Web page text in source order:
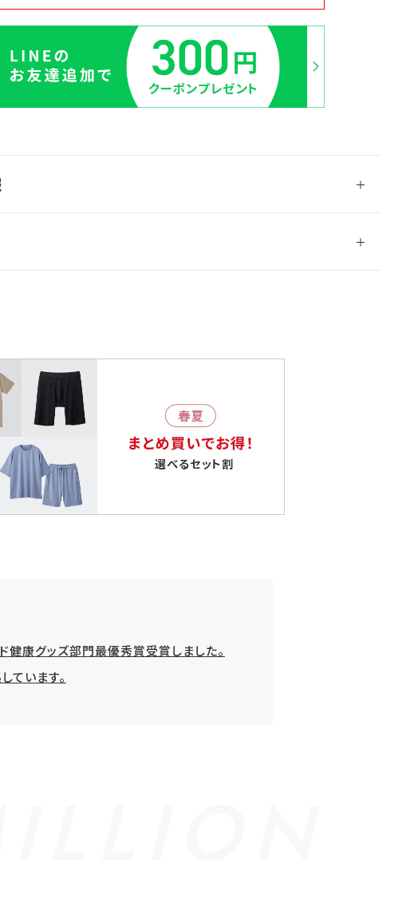
健康グッズ部門最優秀賞受賞しました。
います。